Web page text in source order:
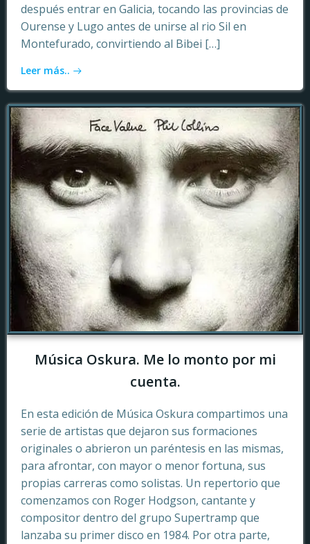
después entrar en Galicia, tocando las provincias de
Ourense y Lugo antes de unirse al rio Sil en
Montefurado, convirtiendo al Bibei […]
Leer más..
Música Oskura. Me lo monto por mi
cuenta.
En esta edición de Música Oskura compartimos una
serie de artistas que dejaron sus formaciones
originales o abrieron un paréntesis en las mismas,
para afrontar, con mayor o menor fortuna, sus
propias carreras como solistas. Un repertorio que
comenzamos con Roger Hodgson, cantante y
compositor dentro del grupo Supertramp que
lanzaba su primer disco en 1984. Por otra parte,